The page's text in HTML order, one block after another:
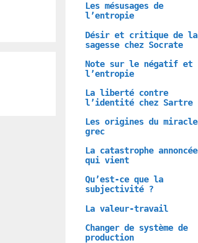
Les mésusages de
l’entropie
Désir et critique de la
sagesse chez Socrate
Note sur le négatif et
l’entropie
La liberté contre
l’identité chez Sartre
Les origines du miracle
grec
La catastrophe annoncée
qui vient
Qu’est-ce que la
subjectivité ?
La valeur-travail
Changer de système de
production